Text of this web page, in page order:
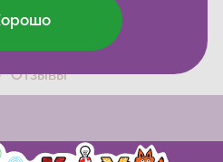
клубы
Отзывы